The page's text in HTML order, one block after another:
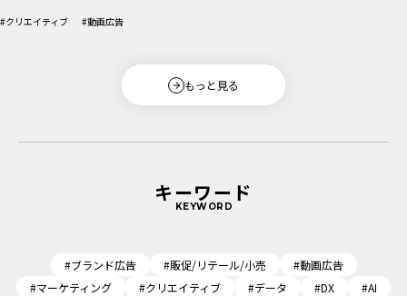
もっと見る
#クリエイティブ #動画広告
キーワード
KEYWORD
#ブランド広告 #販促/リテール/小売
#動画広告
#マーケティング
#クリエイティブ #データ #DX
#AI